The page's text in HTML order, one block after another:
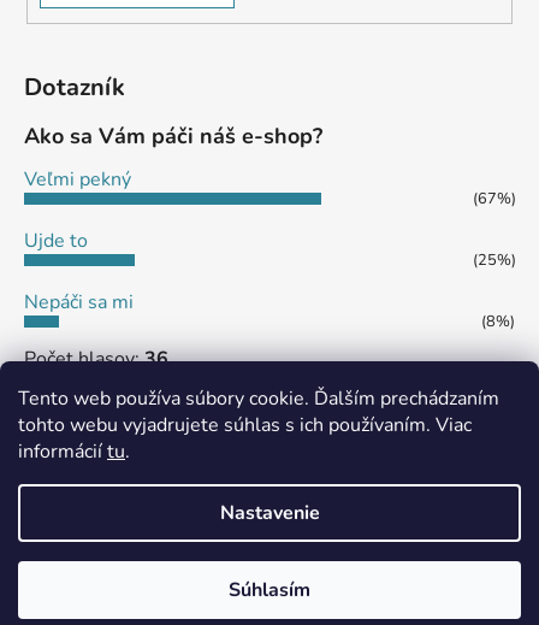
Tento web používa súbory cookie. Ďalším prechádzaním
tohto webu vyjadrujete súhlas s ich používaním. Viac
informáciítu.
Nastavenie
Súhlasím
Dotazník
Ako sa Vám páči náš e-shop?
Veľmi pekný
(67%)
Ujde to
(25%)
Nepáči sa mi
(8%)
Počet hlasov:36
MôjPrvýEshop.sk Shoptet.sk
Vytvoril Shoptet
eshop SHS JAMES